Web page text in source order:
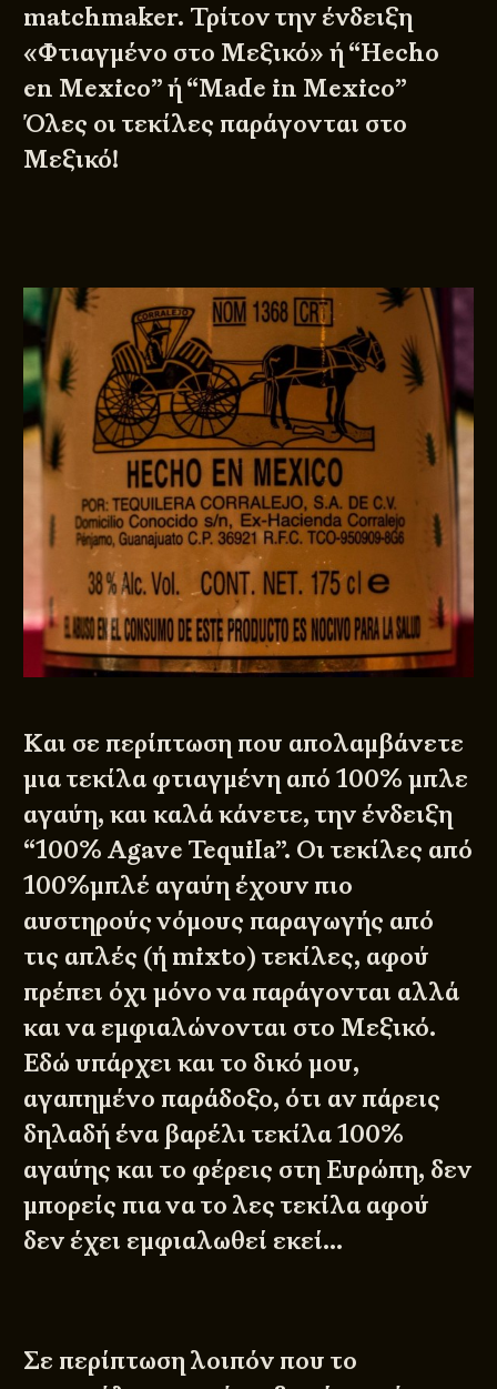
matchmaker. Τρίτον την ένδειξη
«Φτιαγμένο στο Μεξικό» ή “Hecho
en Mexico” ή “Made in Mexico”
Όλες οι τεκίλες παράγονται στο
Μεξικό!
Και σε περίπτωση που απολαμβάνετε
μια τεκίλα φτιαγμένη από 100% μπλε
αγαύη, και καλά κάνετε, την ένδειξη
“100% Agave Tequila”. Οι τεκίλες από
100%μπλέ αγαύη έχουν πιο
αυστηρούς νόμους παραγωγής από
τις απλές (ή mixto) τεκίλες, αφού
πρέπει όχι μόνο να παράγονται αλλά
και να εμφιαλώνονται στο Μεξικό.
Εδώ υπάρχει και το δικό μου,
αγαπημένο παράδοξο, ότι αν πάρεις
δηλαδή ένα βαρέλι τεκίλα 100%
αγαύης και το φέρεις στη Ευρώπη, δεν
μπορείς πια να το λες τεκίλα αφού
δεν έχει εμφιαλωθεί εκεί…
Σε περίπτωση λοιπόν που το